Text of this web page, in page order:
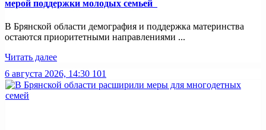
мерой поддержки молодых семьей
В Брянской области демография и поддержка материнства
остаются приоритетными направлениями ...
Читать далее
6 августа 2026, 14:30 101